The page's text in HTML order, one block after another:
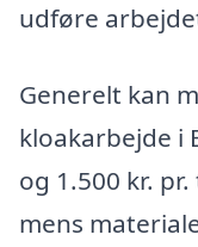
udføre
Generelt kan
kloakarbejde i
og 1.500 kr.
mens